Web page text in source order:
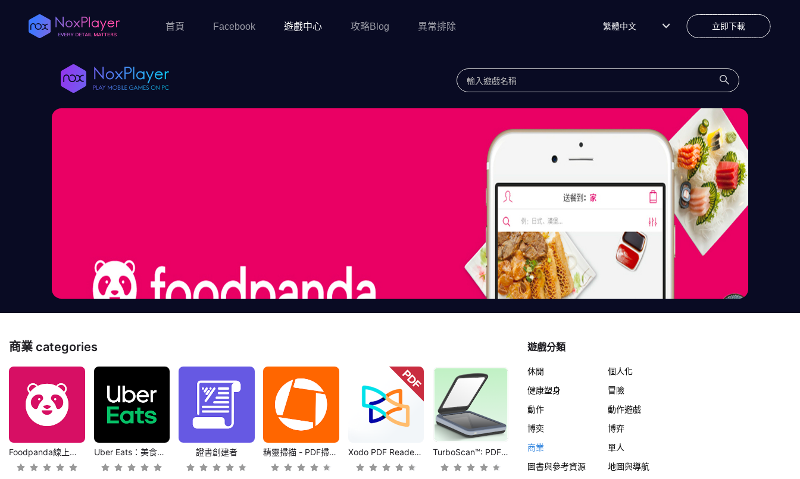
首頁 Facebook 遊戲中心 攻略Blog 異常排除 繁體中文 立即下載
商業 categories
Foodpanda線上訂餐外送 Uber Eats：美食外送 證書創建者 精靈掃描 - PDF掃描儀 Xodo PDF Reader & Editor TurboScan™: PDF scanner
遊戲分類
休閒
個人化
健康塑身
冒險
動作
動作遊戲
博奕
博弈
商業
單人
圖書與參考資源
地圖與導航